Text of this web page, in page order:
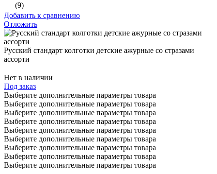
(9)
Добавить к сравнению
Отложить
Русский стандарт колготки детские ажурные со стразами
ассорти
Нет в наличии
Под заказ
Выберите дополнительные параметры товара
Выберите дополнительные параметры товара
Выберите дополнительные параметры товара
Выберите дополнительные параметры товара
Выберите дополнительные параметры товара
Выберите дополнительные параметры товара
Выберите дополнительные параметры товара
Выберите дополнительные параметры товара
Выберите дополнительные параметры товара